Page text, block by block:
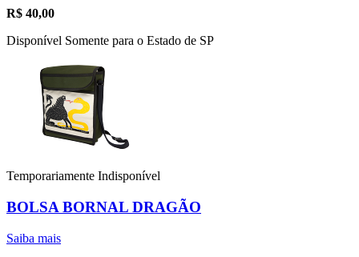
R$ 40,00
Disponível Somente para o Estado de SP
Temporariamente Indisponível
BOLSA BORNAL DRAGÃO
Saiba mais